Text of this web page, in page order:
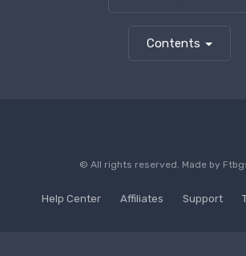
Contents
© All rights reserved. Made by
Help Center Affiliates Support